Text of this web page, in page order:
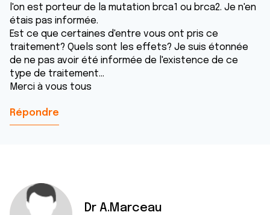
l'on est porteur de la mutation brca1 ou brca2. Je n'en
étais pas informée.
Est ce que certaines d'entre vous ont pris ce
traitement? Quels sont les effets? Je suis étonnée
de ne pas avoir été informée de l'existence de ce
type de traitement...
Merci à vous tous
Répondre
Dr A.Marceau